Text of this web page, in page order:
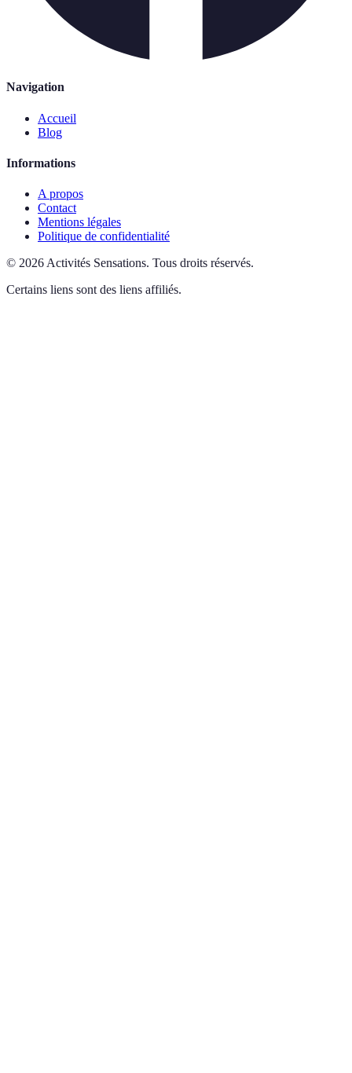
Navigation
Accueil
Blog
Informations
A propos
Contact
Mentions légales
Politique de confidentialité
© 2026 Activités Sensations. Tous droits réservés.
Certains liens sont des liens affiliés.